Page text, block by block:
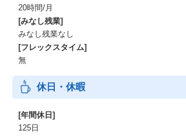
ーーー膨大なデータと最先端AIの融合
年間14億件超の購買データや生活データを、最
ムで分析。
お客様一人ひとりに最適な提案と、効率的な物
未来の顧客体験を革新します。
ーーー世界基準の自動化テクノロジー
英国Ocado社と連携したAI・ロボット駆使の
C）により、高効率・高品質な配送サービスを
この進化するテクノロジーが、私たちの競争力
20時間/月
[みなし残業]
みなし残業なし
[フレックスタイム]
無
休日・休暇
[年間休日]
125日